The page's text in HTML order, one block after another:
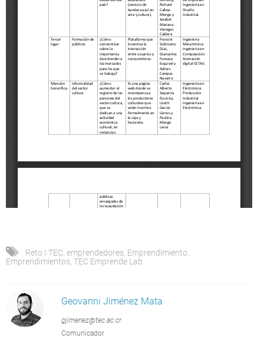
Reto I TEC emprendedores Emprendimiento
Emprendimientos TEC Emprende Lab
Geovanni Jiménez Mata
gjimenez@tec.ac.cr
Comunicador